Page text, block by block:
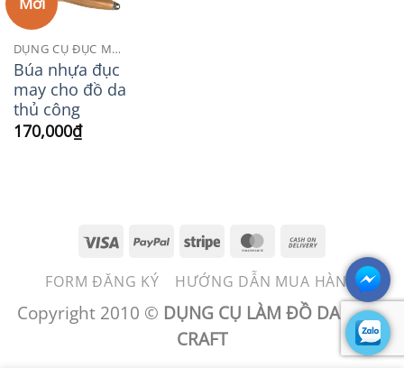
Add to
DỤNG CỤ ĐỤC MAY DA
Búa nhựa đục
may cho đồ da
thủ công
170,000₫
Visa PayPalStripe MasterCard
Delivery
FORM ĐĂNG KÝ HƯỚNG DẪN MUA HÀNG
Copyright 2010 © DỤNG CỤ LÀM ĐỒ DA - BEN
CRAFT